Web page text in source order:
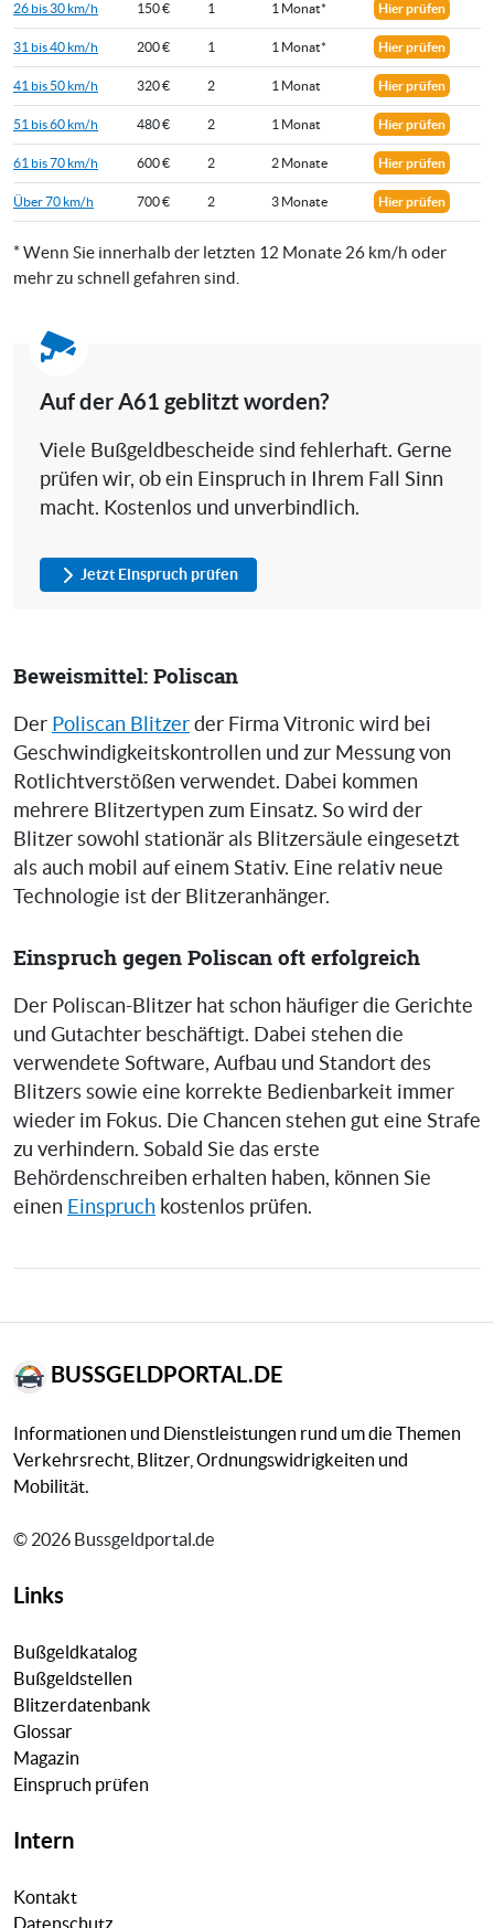
26 bis 30 km/h 150 € 1 1 Monat* Hier prüfen
31 bis 40 km/h 200 € 1 1 Monat* Hier prüfen
41 bis 50 km/h 320 € 2 1 Monat Hier prüfen
51 bis 60 km/h 480 € 2 1 Monat Hier prüfen
61 bis 70 km/h 600 € 2 2 Monate Hier prüfen
Über 70 km/h 700 € 2 3 Monate Hier prüfen
* Wenn Sie innerhalb der letzten 12 Monate 26 km/h oder
mehr zu schnell gefahren sind.
Auf der A61 geblitzt worden?
Viele Bußgeldbescheide sind fehlerhaft. Gerne
prüfen wir, ob ein Einspruch in Ihrem Fall Sinn
macht. Kostenlos und unverbindlich.
Jetzt Einspruch prüfen
Beweismittel: Poliscan
Der Poliscan Blitzer der Firma Vitronic wird bei
Geschwindigkeitskontrollen und zur Messung von
Rotlichtverstößen verwendet. Dabei kommen
mehrere Blitzertypen zum Einsatz. So wird der
Blitzer sowohl stationär als Blitzersäule eingesetzt
als auch mobil auf einem Stativ. Eine relativ neue
Technologie ist der Blitzeranhänger.
Einspruch gegen Poliscan oft erfolgreich
Der Poliscan-Blitzer hat schon häufiger die Gerichte
und Gutachter beschäftigt. Dabei stehen die
verwendete Software, Aufbau und Standort des
Blitzers sowie eine korrekte Bedienbarkeit immer
wieder im Fokus. Die Chancen stehen gut eine Strafe
zu verhindern. Sobald Sie das erste
Behördenschreiben erhalten haben, können Sie
einen Einspruch kostenlos prüfen.
BUSSGELDPORTAL.DE
Informationen und Dienstleistungen rund um die Themen
Verkehrsrecht, Blitzer, Ordnungswidrigkeiten und
Mobilität.
© 2026 Bussgeldportal.de
Links
Bußgeldkatalog
Bußgeldstellen
Blitzerdatenbank
Glossar
Magazin
Einspruch prüfen
Intern
Kontakt
Datenschutz